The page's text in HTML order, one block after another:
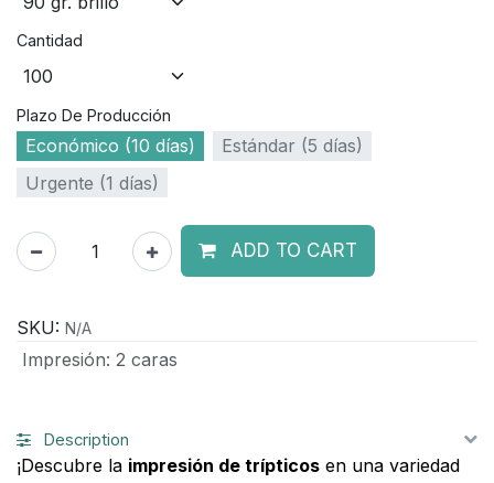
Cantidad
Plazo De Producción
Económico (10 días)
Estándar (5 días)
Urgente (1 días)
ADD TO CART
SKU: N/A
Impresión: 2 caras
Description
¡Descubre la impresión de trípticos en una variedad